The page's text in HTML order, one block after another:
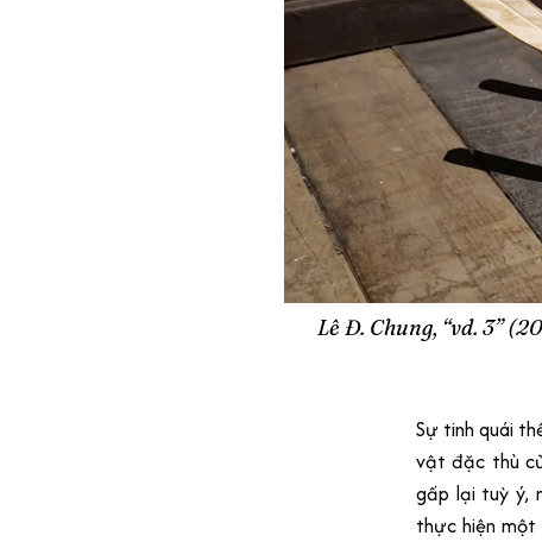
Lê Đ. Chung, “vd. 3”
Sự tinh quái
vật đặc thù
gấp lại tuỳ ý,
thực hiện một